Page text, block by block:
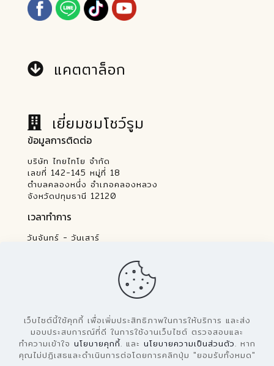
แคตตาล็อก
เยี่ยมชมโชว์รูม
ข้อมูลการติดต่อ
บริษัท ไทยไทโย จำกัด
เลขที่ 142-145 หมู่ที่ 18
ตำบลคลองหนึ่ง อำเภอคลองหลวง
จังหวัดปทุมธานี 12120
เวลาทำการ
วันจันทร์ - วันเสาร์
เว็บไซต์นี้ใช้คุกกี้ เพื่อเพิ่มประสิทธิภาพในการให้บริการ และส่ง
มอบประสบการณ์ที่ดี ในการใช้งานเว็บไซต์ ตรวจสอบและ
ทำความเข้าใจ นโยบายคุกกี้. และ นโยบายความเป็นส่วนตัว. หาก
คุณไม่ปฏิเสธและดำเนินการต่อโดยการคลิกปุ่ม "ยอมรับทั้งหมด"